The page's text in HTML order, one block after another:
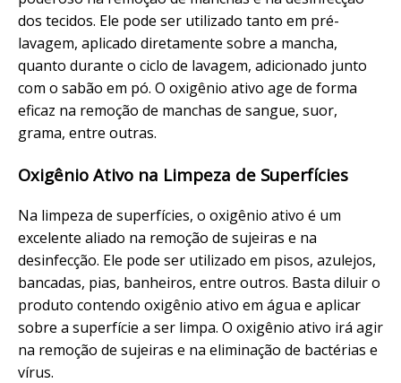
dos tecidos. Ele pode ser utilizado tanto em pré-
lavagem, aplicado diretamente sobre a mancha,
quanto durante o ciclo de lavagem, adicionado junto
com o sabão em pó. O oxigênio ativo age de forma
eficaz na remoção de manchas de sangue, suor,
grama, entre outras.
Oxigênio Ativo na Limpeza de Superfícies
Na limpeza de superfícies, o oxigênio ativo é um
excelente aliado na remoção de sujeiras e na
desinfecção. Ele pode ser utilizado em pisos, azulejos,
bancadas, pias, banheiros, entre outros. Basta diluir o
produto contendo oxigênio ativo em água e aplicar
sobre a superfície a ser limpa. O oxigênio ativo irá agir
na remoção de sujeiras e na eliminação de bactérias e
vírus.